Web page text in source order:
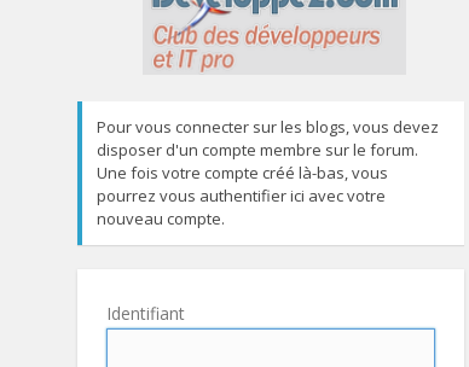
Pour vous connecter sur les blogs, vous devez
disposer d'un compte membre sur le forum.
Une fois votre compte créé là-bas, vous
pourrez vous authentifier ici avec votre
nouveau compte.
Identifiant